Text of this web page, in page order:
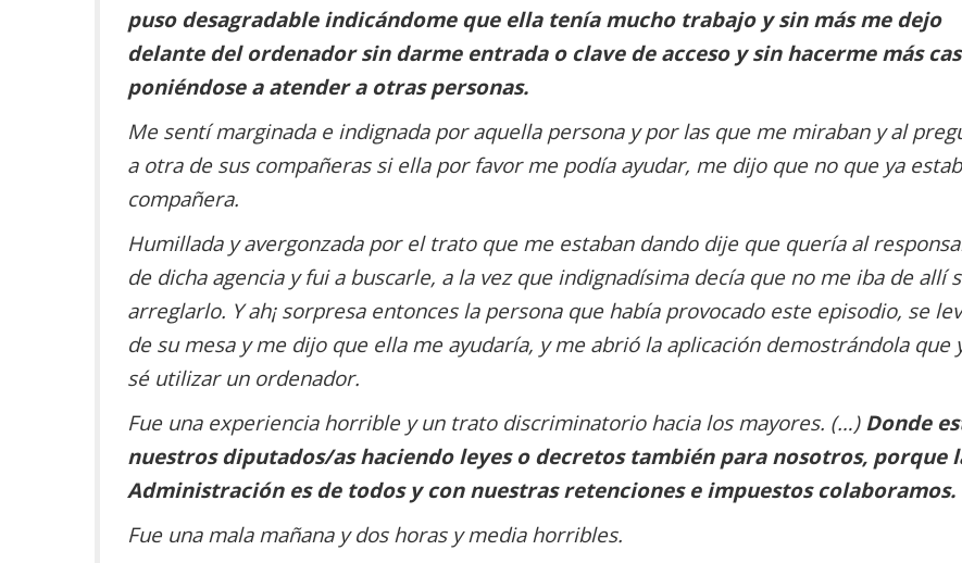
puso desagradable indicándome que ella tenía mucho trabajo y sin más me dejo
delante del ordenador sin darme entrada o clave de acceso y sin hacerme más
poniéndose a atender a otras personas.
Me sentí marginada e indignada por aquella persona y por las que me miraban y al
a otra de sus compañeras si ella por favor me podía ayudar, me dijo que no que ya
compañera.
Humillada y avergonzada por el trato que me estaban dando dije que quería al
de dicha agencia y fui a buscarle, a la vez que indignadísima decía que no me iba de allí
arreglarlo. Y ah¡ sorpresa entonces la persona que había provocado este episodio, se
de su mesa y me dijo que ella me ayudaría, y me abrió la aplicación demostrándola que
sé utilizar un ordenador.
Fue una experiencia horrible y un trato discriminatorio hacia los mayores. (…) Donde
nuestros diputados/as haciendo leyes o decretos también para nosotros, porque
Administración es de todos y con nuestras retenciones e impuestos colaboramos.
Fue una mala mañana y dos horas y media horribles.